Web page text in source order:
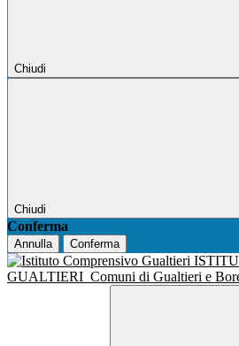
Chiudi
Chiudi
Conferma
Annulla Conferma
GUALTIERI Comuni di Gualtieri e